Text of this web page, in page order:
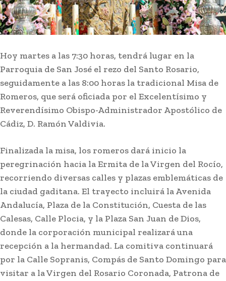
El Puerto de Cádiz inicia los trabajos de
pavimentación de la obra de ordenación del
Muelle Ciudad
Semana Santa
Ceuta confirma la procesión
de la Virgen de África tras la
suspensión de la Feria de
Hoy martes a las 7:30 horas, tendrá lugar en la
Parroquia de San José el rezo del Santo Rosario,
seguidamente a las 8:00 horas la tradicional Misa de
Romeros, que será oficiada por el Excelentísimo y
Reverendísimo Obispo-Administrador Apostólico de
Cádiz, D. Ramón Valdivia.
Finalizada la misa, los romeros dará inicio la
peregrinación hacia la Ermita de la Virgen del Rocío,
recorriendo diversas calles y plazas emblemáticas de
la ciudad gaditana. El trayecto incluirá la Avenida
Andalucía, Plaza de la Constitución, Cuesta de las
Calesas, Calle Plocia, y la Plaza San Juan de Dios,
donde la corporación municipal realizará una
recepción a la hermandad. La comitiva continuará
por la Calle Sopranis, Compás de Santo Domingo para
visitar a la Virgen del Rosario Coronada, Patrona de